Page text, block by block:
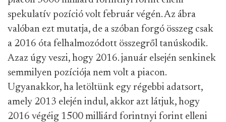
spekulatív pozíció volt február végén. Az ábra
valóban ezt mutatja, de a szóban forgó összeg csak
a 2016 óta felhalmozódott összegről tanúskodik.
Azaz úgy veszi, hogy 2016. január elsején senkinek
semmilyen pozíciója nem volt a piacon.
Ugyanakkor, ha letöltünk egy régebbi adatsort,
amely 2013 elején indul, akkor azt látjuk, hogy
2016 végéig 1500 milliárd forintnyi forint elleni